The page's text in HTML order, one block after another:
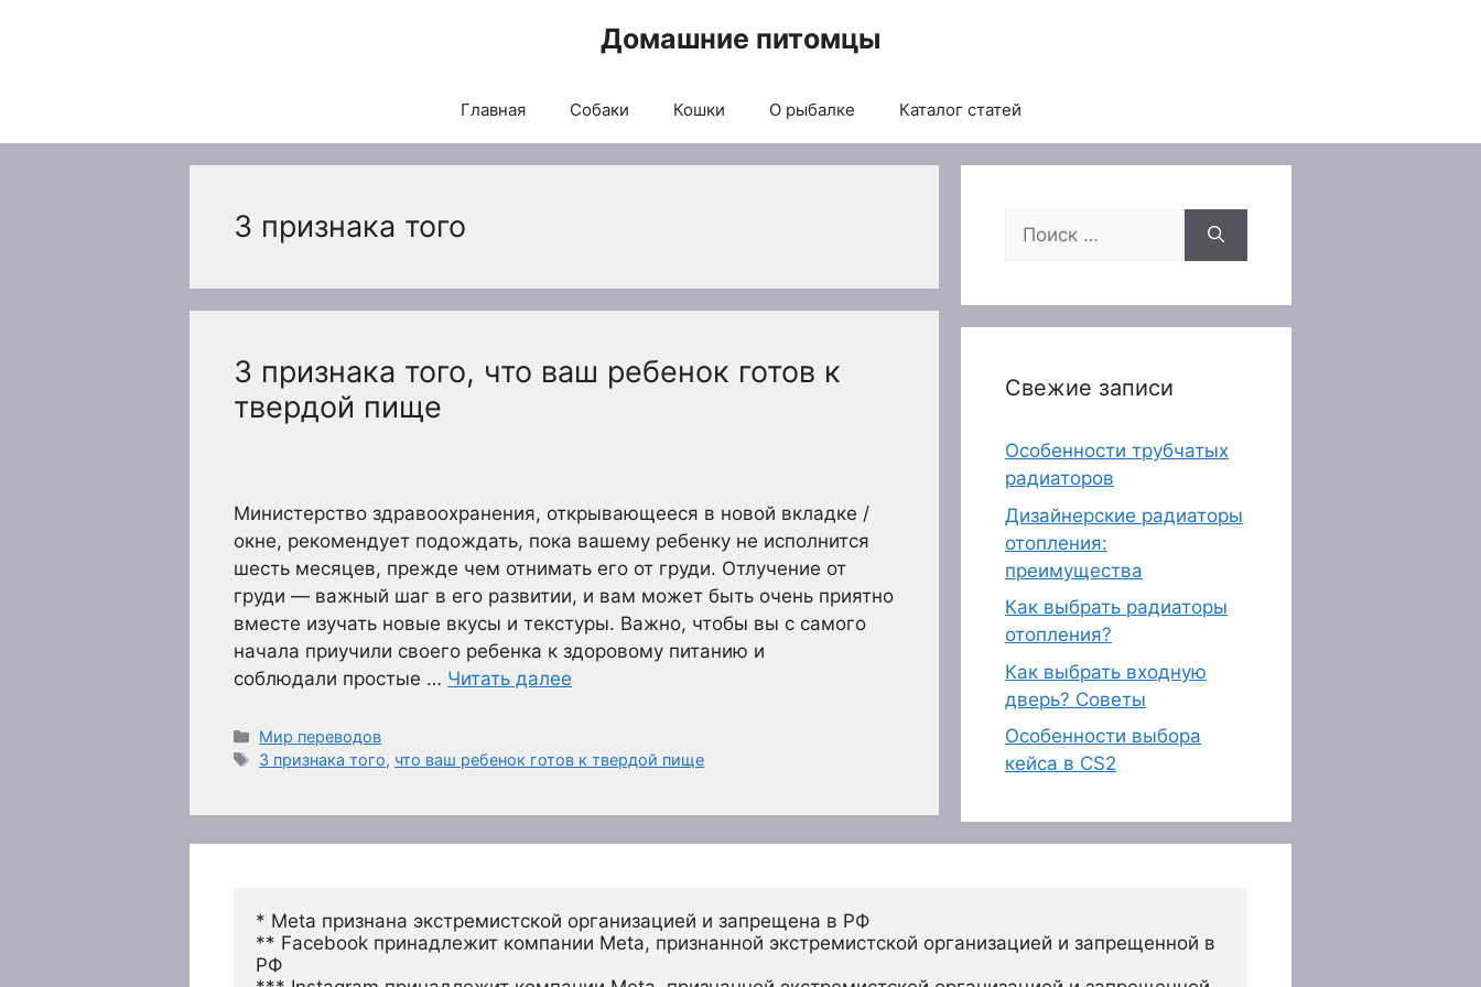
Домашние питомцы
Главная Собаки Кошки О рыбалке Каталог статей
3 признака того
3 признака того, что ваш ребенок готов к
твердой пище
Министерство здравоохранения, открывающееся в новой вкладке /
окне, рекомендует подождать, пока вашему ребенку не исполнится
шесть месяцев, прежде чем отнимать его от груди. Отлучение от
груди — важный шаг в его развитии, и вам может быть очень приятно
вместе изучать новые вкусы и текстуры. Важно, чтобы вы с самого
начала приучили своего ребенка к здоровому питанию и
соблюдали простые … Читать далее
Рубрики
Мир переводов
Метки
3 признака того, что ваш ребенок готов к твердой пище
Поиск:
Свежие записи
Особенности трубчатых
радиаторов
Дизайнерские радиаторы
отопления:
преимущества
Как выбрать радиаторы
отопления?
Как выбрать входную
дверь? Советы
Особенности выбора
кейса в CS2
* Meta признана экстремистской организацией и запрещена в РФ
** Facebook принадлежит компании Meta, признанной экстремистской организацией и запрещенной в
РФ